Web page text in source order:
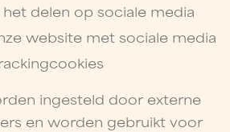
delen op sociale media
website met sociale media
ingesteld door externe
en worden gebruikt voor